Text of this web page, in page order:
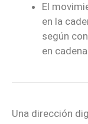
El
en la
según
en
Una dirección